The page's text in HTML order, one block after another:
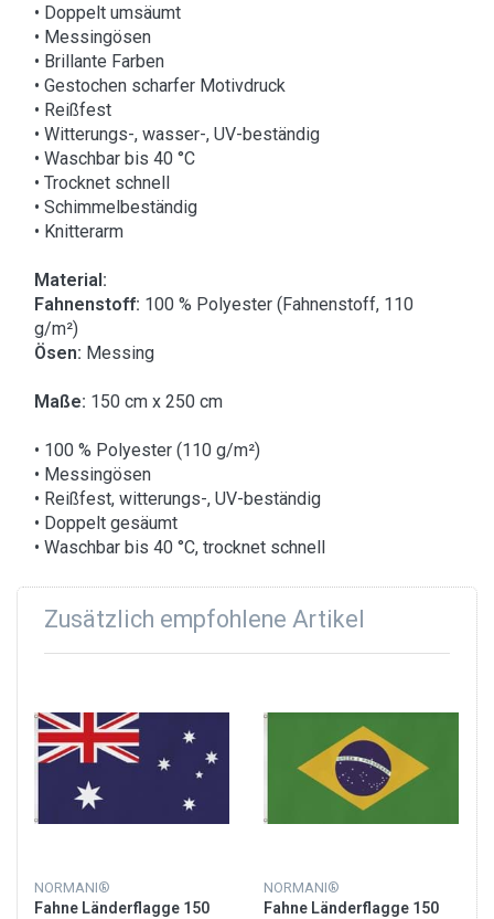
• Doppelt umsäumt
• Messingösen
• Brillante Farben
• Gestochen scharfer Motivdruck
• Reißfest
• Witterungs-, wasser-, UV-beständig
• Waschbar bis 40 °C
• Trocknet schnell
• Schimmelbeständig
• Knitterarm
Material:
Fahnenstoff: 100 % Polyester (Fahnenstoff, 110
g/m²)
Ösen: Messing
Maße: 150 cm x 250 cm
• 100 % Polyester (110 g/m²)
• Messingösen
• Reißfest, witterungs-, UV-beständig
• Doppelt gesäumt
• Waschbar bis 40 °C, trocknet schnell
Zusätzlich empfohlene Artikel
NORMANI®
Fahne Länderflagge 150
NORMANI®
Fahne Länderflagge 150